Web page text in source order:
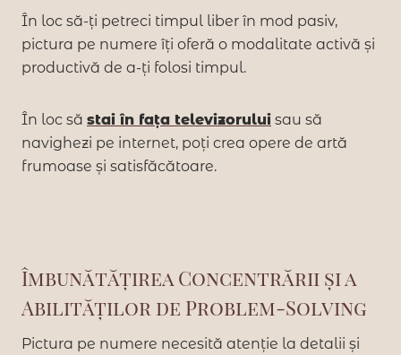
În loc să-ți petreci timpul liber în mod pasiv,
pictura pe numere îți oferă o modalitate activă și
productivă de a-ți folosi timpul.
În loc să stai în fața televizorului sau să
navighezi pe internet, poți crea opere de artă
frumoase și satisfăcătoare.
Îmbunătățirea Concentrării și a
Abilităților de Problem-Solving
Pictura pe numere necesită atenție la detalii și